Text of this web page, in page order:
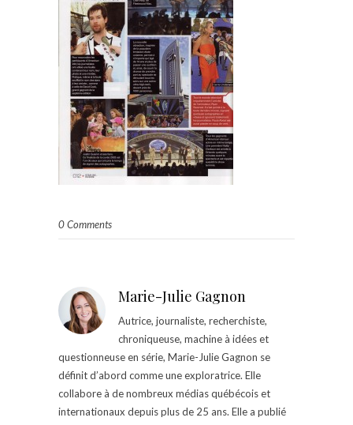
0 Comments
Marie-Julie Gagnon
Autrice, journaliste, recherchiste,
chroniqueuse, machine à idées et
questionneuse en série, Marie-Julie Gagnon se
définit d’abord comme une exploratrice. Elle
collabore à de nombreux médias québécois et
internationaux depuis plus de 25 ans. Elle a publié